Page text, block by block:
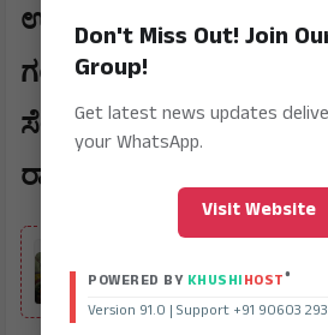
ಉಮೇಶ್
, ಶ್ರೀನಿವಾಸ್
ಗಂಗಾಧರ್,
ಸೇರಿದಂತೆ ಹಲವು
ರಾಷ್ಟ್ರೀಯ ಸೇನೆ
ಸ್ವಾಗತ
Don't Miss Out! Join
Group!
Get latest news updates
your WhatsApp.
Visit Website
POWERED BY KHUSHIHOST®
Version 91.0 | Support +91 90603